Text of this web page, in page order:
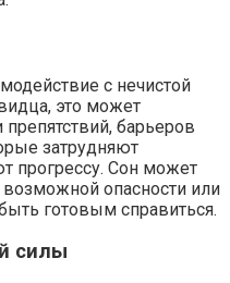
с нечистой
это может
барьеров
затрудняют
прогрессу. Сон может
опасности или
готовым справиться.
силы